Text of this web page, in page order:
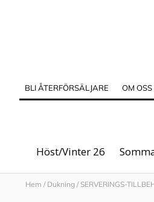
BLI ÅTERFÖRSÄLJARE OM OSS
Höst/Vinter 26
Hem / Dukning / SERVERINGS-